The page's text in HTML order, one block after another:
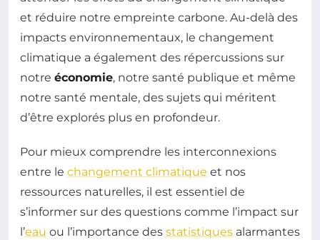
et réduire notre empreinte carbone. Au-delà des
impacts environnementaux, le changement
climatique a également des répercussions sur
notre économie, notre santé publique et même
notre santé mentale, des sujets qui méritent
d’être explorés plus en profondeur.
Pour mieux comprendre les interconnexions
entre le changement climatique et nos
ressources naturelles, il est essentiel de
s’informer sur des questions comme l’impact sur
l’eau ou l’importance des statistiques alarmantes